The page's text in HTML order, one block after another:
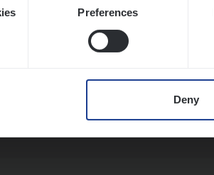
Preferences
Deny
Client Exe­cu­ti­ve Marine